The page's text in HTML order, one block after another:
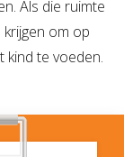
Als die ruimte
om op
kind te voeden.